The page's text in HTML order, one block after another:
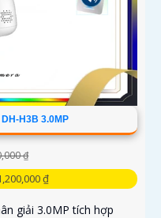
H3B 3.0MP
₫
₫
giải 3.0MP tích hợp